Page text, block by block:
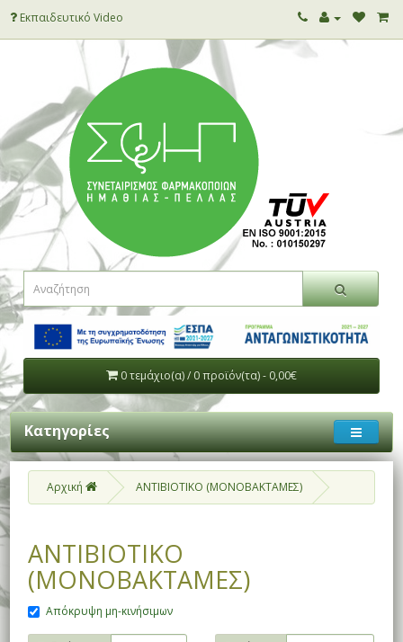
Εκπαιδευτικό Video
0 τεμάχιο(α) / 0 προϊόν(τα) - 0,00€
Κατηγορίες
Αρχική ΑΝΤΙΒΙΟΤΙΚΟ (ΜΟΝΟΒΑΚΤΑΜΕΣ)
ΑΝΤΙΒΙΟΤΙΚΟ
(ΜΟΝΟΒΑΚΤΑΜΕΣ)
Απόκρυψη μη-κινήσιμων